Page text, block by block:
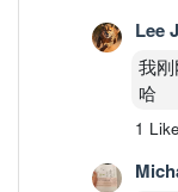
Lee
我
哈
1 Like